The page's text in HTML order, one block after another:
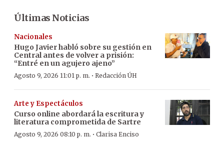
Últimas Noticias
Nacionales
Hugo Javier habló sobre su gestión en
Central antes de volver a prisión:
“Entré en un agujero ajeno”
Agosto 9, 2026 11:01 p. m. · Redacción ÚH
Arte y Espectáculos
Curso online abordará la escritura y
literatura comprometida de Sartre
Agosto 9, 2026 08:10 p. m. · Clarisa Enciso